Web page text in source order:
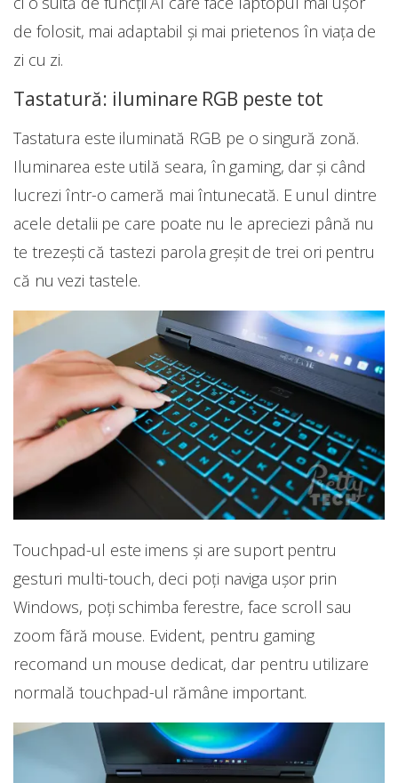
de folosit, mai adaptabil și mai prietenos în viața de
zi cu zi.
Tastatură: iluminare RGB peste tot
Tastatura este iluminată RGB pe o singură zonă.
Iluminarea este utilă seara, în gaming, dar și când
lucrezi într-o cameră mai întunecată. E unul dintre
acele detalii pe care poate nu le apreciezi până nu
te trezești că tastezi parola greșit de trei ori pentru
că nu vezi tastele.
Touchpad-ul este imens și are suport pentru
gesturi multi-touch, deci poți naviga ușor prin
Windows, poți schimba ferestre, face scroll sau
zoom fără mouse. Evident, pentru gaming
recomand un mouse dedicat, dar pentru utilizare
normală touchpad-ul rămâne important.